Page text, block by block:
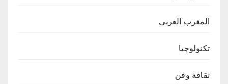
المغرب العربي
تكنولوجيا
ثقافة وفن